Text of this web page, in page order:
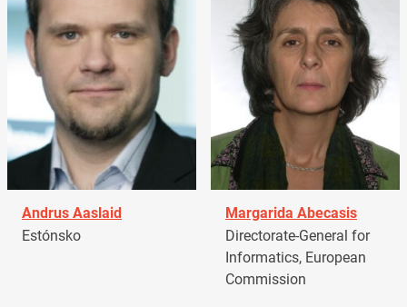
Andrus Aaslaid
Estónsko
Margarida Abecasis
Directorate-General for
Informatics, European
Commission